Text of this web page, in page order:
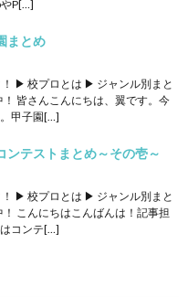
P[…]
まとめ
！ ▶ 校プロとは ▶ ジャンル別まと
皆さんこんにちは、翼です。今
甲子園[…]
ンテストまとめ～その壱～
！ ▶ 校プロとは ▶ ジャンル別まと
こんにちはこんばんは！記事担
コンテ[…]